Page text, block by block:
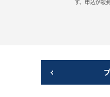
ず、申込が殺